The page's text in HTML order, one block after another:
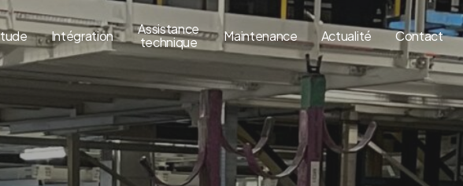
Intégration
Assistance
technique
Maintenance Actualité Contact